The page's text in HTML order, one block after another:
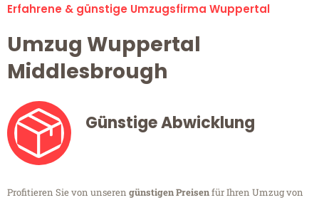
Erfahrene & günstige Umzugsfirma Wuppertal
Umzug Wuppertal
Middlesbrough
Günstige Abwicklung
Profitieren Sie von unseren günstigen Preisenfür Ihren Umzug von